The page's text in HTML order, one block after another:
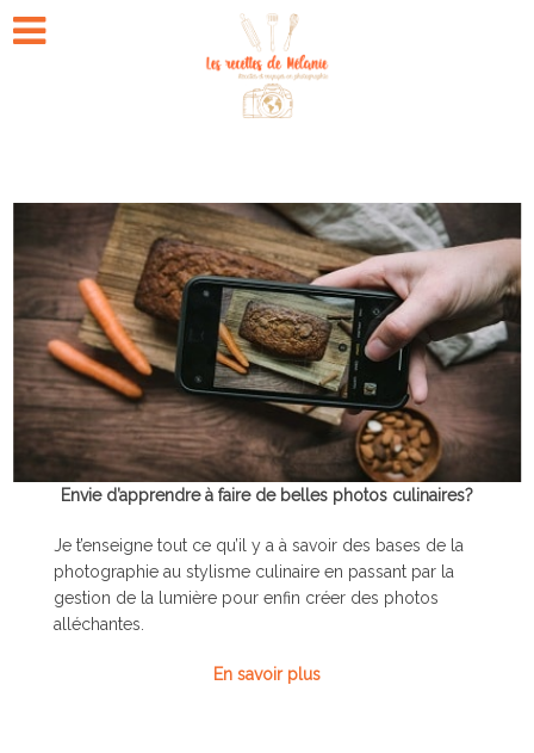
Envie d’apprendre à faire de belles photos culinaires?
Je t’enseigne tout ce qu’il y a à savoir des bases de la
photographie au stylisme culinaire en passant par la
gestion de la lumière pour enfin créer des photos
alléchantes.
En savoir plus